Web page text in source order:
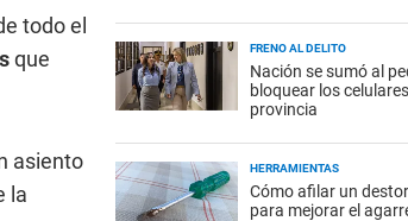
todo el
que
asiento
la
FRENO AL DELITO
Nación se sumó al
bloquear los
provincia
HERRAMIENTAS
Cómo afilar un
para mejorar el